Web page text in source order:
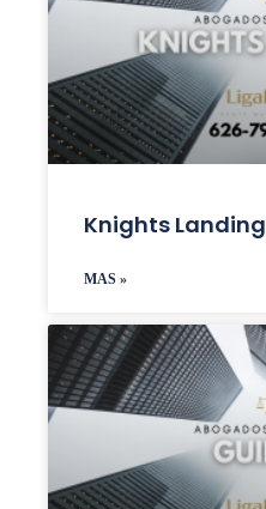
Knights Landing
MAS »